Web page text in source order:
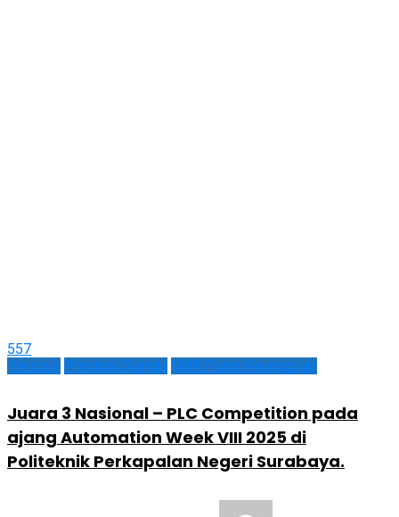
557
Prestasi Prestasi Skarida SMK Pusat Keunggulan
Juara 3 Nasional – PLC Competition pada
ajang Automation Week VIII 2025 di
Politeknik Perkapalan Negeri Surabaya.